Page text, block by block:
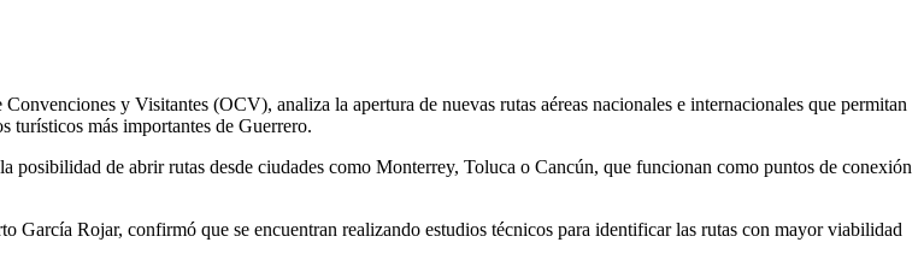
y Visitantes (OCV), analiza la apertura de nuevas rutas aéreas nacionales e internacionales que permitan
turísticos más importantes de Guerrero.
posibilidad de abrir rutas desde ciudades como Monterrey, Toluca o Cancún, que funcionan como puntos de conexión
Rojar, confirmó que se encuentran realizando estudios técnicos para identificar las rutas con mayor viabilidad